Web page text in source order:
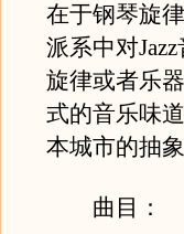
在于钢琴旋
派系中对
旋律或者乐
式的音乐味
本城市的抽象
曲目：